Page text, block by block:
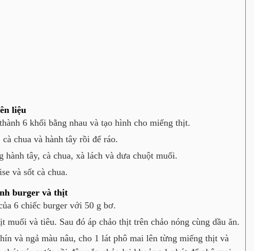
liệu
6 khối bằng nhau và tạo hình cho miếng thịt.
chua và hành tây rồi để ráo.
hành tây, cà chua, xà lách và dưa chuột muối.
và sốt cà chua.
burger và thịt
6 chiếc burger với 50 g bơ.
muối và tiêu. Sau đó áp chảo thịt trên chảo nóng cùng dầu ăn.
và ngả màu nâu, cho 1 lát phô mai lên từng miếng thịt và